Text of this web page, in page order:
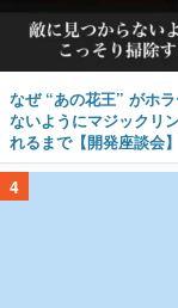
なぜ “あの花王” がホ
ないようにマジックリ
れるまで【開発座談会】
4